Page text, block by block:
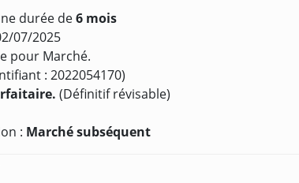
durée de6 mois
07/2025
pour Marché.
: 2022054170)
(Définitif révisable)
: Marché subséquent